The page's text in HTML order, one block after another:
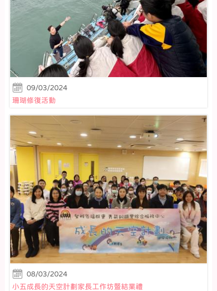
09/03/2024
珊瑚修復活動
08/03/2024
小五成長的天空計劃家長工作坊暨結業禮